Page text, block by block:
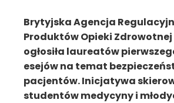
Brytyjska Agencja
Produktów Opieki Zdrowotnej
ogłosiła laureatów
esejów na temat
pacjentów. Inicjatywa
studentów medycyny i